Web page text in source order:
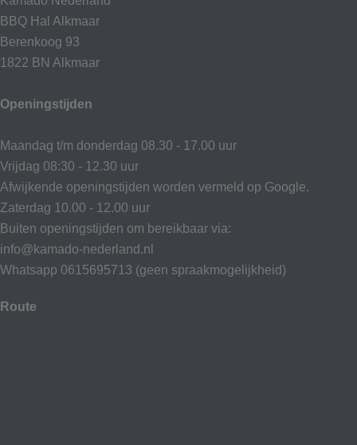
BBQ Hal Alkmaar
Berenkoog 93
1822 BN Alkmaar
Openingstijden
Maandag t/m donderdag 08.30 - 17.00 uur
Vrijdag 08:30 - 12.30 uur
Afwijkende openingstijden worden vermeld op Google.
Zaterdag 10.00 - 12.00 uur
Buiten openingstijden om bereikbaar via:
info@kamado-nederland.nl
Whatsapp 0615695713 (geen spraakmogelijkheid)
Route